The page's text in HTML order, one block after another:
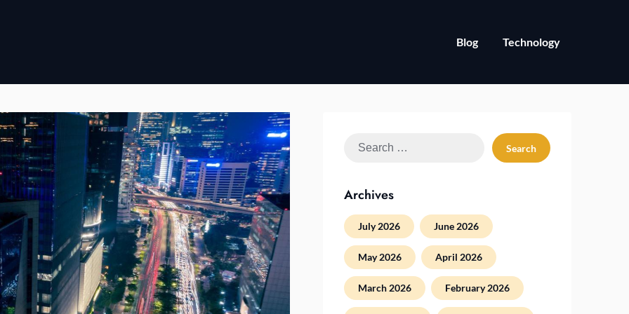
Blog Technology
Search
Archives
July 2026 June 2026
May 2026 April 2026
March 2026 February 2026